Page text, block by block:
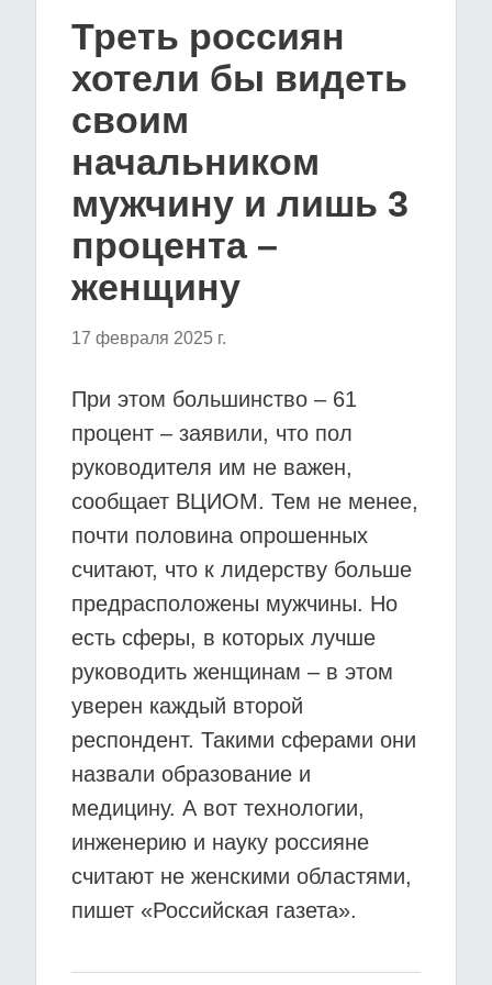
Треть россиян
хотели бы видеть
своим
начальником
мужчину и лишь 3
процента –
женщину
17 февраля 2025 г.
При этом большинство – 61
процент – заявили, что пол
руководителя им не важен,
сообщает ВЦИОМ. Тем не менее,
почти половина опрошенных
считают, что к лидерству больше
предрасположены мужчины. Но
есть сферы, в которых лучше
руководить женщинам – в этом
уверен каждый второй
респондент. Такими сферами они
назвали образование и
медицину. А вот технологии,
инженерию и науку россияне
считают не женскими областями,
пишет «Российская газета».